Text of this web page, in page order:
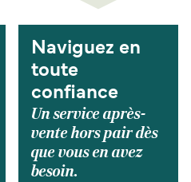
Naviguez en
toute
confiance
Un service après-
vente hors pair dès
que vous en avez
besoin.